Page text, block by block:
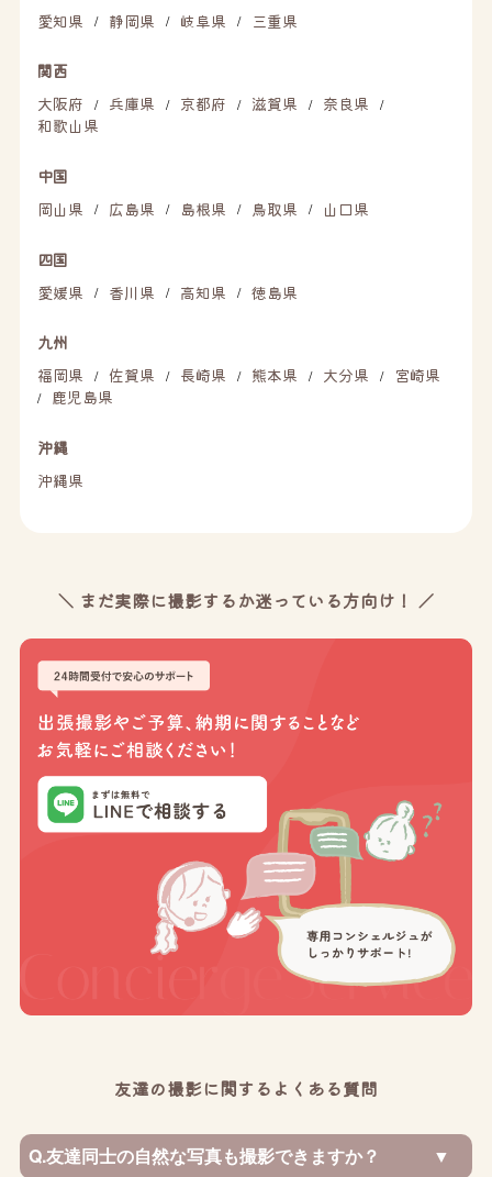
愛知県
/ 静岡県 / 岐阜県 / 三重県
関西
大阪府
/ 兵庫県 / 京都府 / 滋賀県 / 奈良県 /
和歌山県
中国
岡山県
/ 広島県 / 島根県 / 鳥取県 / 山口県
四国
愛媛県
/ 香川県 / 高知県 / 徳島県
九州
福岡県
/ 佐賀県 / 長崎県 / 熊本県 / 大分県 / 宮崎県
/ 鹿児島県
沖縄
沖縄県
＼ まだ実際に撮影するか迷っている方向け！ ／
友達の撮影に関するよくある質問
Q.友達同士の自然な写真も撮影できますか？